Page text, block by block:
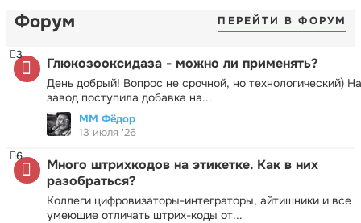
Форум ПЕРЕЙТИ В ФОРУМ
Глюкозооксидаза - можно ли применять?
День добрый! Вопрос не срочной, но технологический) На
завод поступила добавка на...
3
ММ Фёдор
13 июля '26
Много штрихкодов на этикетке. Как в них
разобраться?
Коллеги цифровизаторы-интеграторы, айтишники и все
умеющие отличать штрих-коды от...
6